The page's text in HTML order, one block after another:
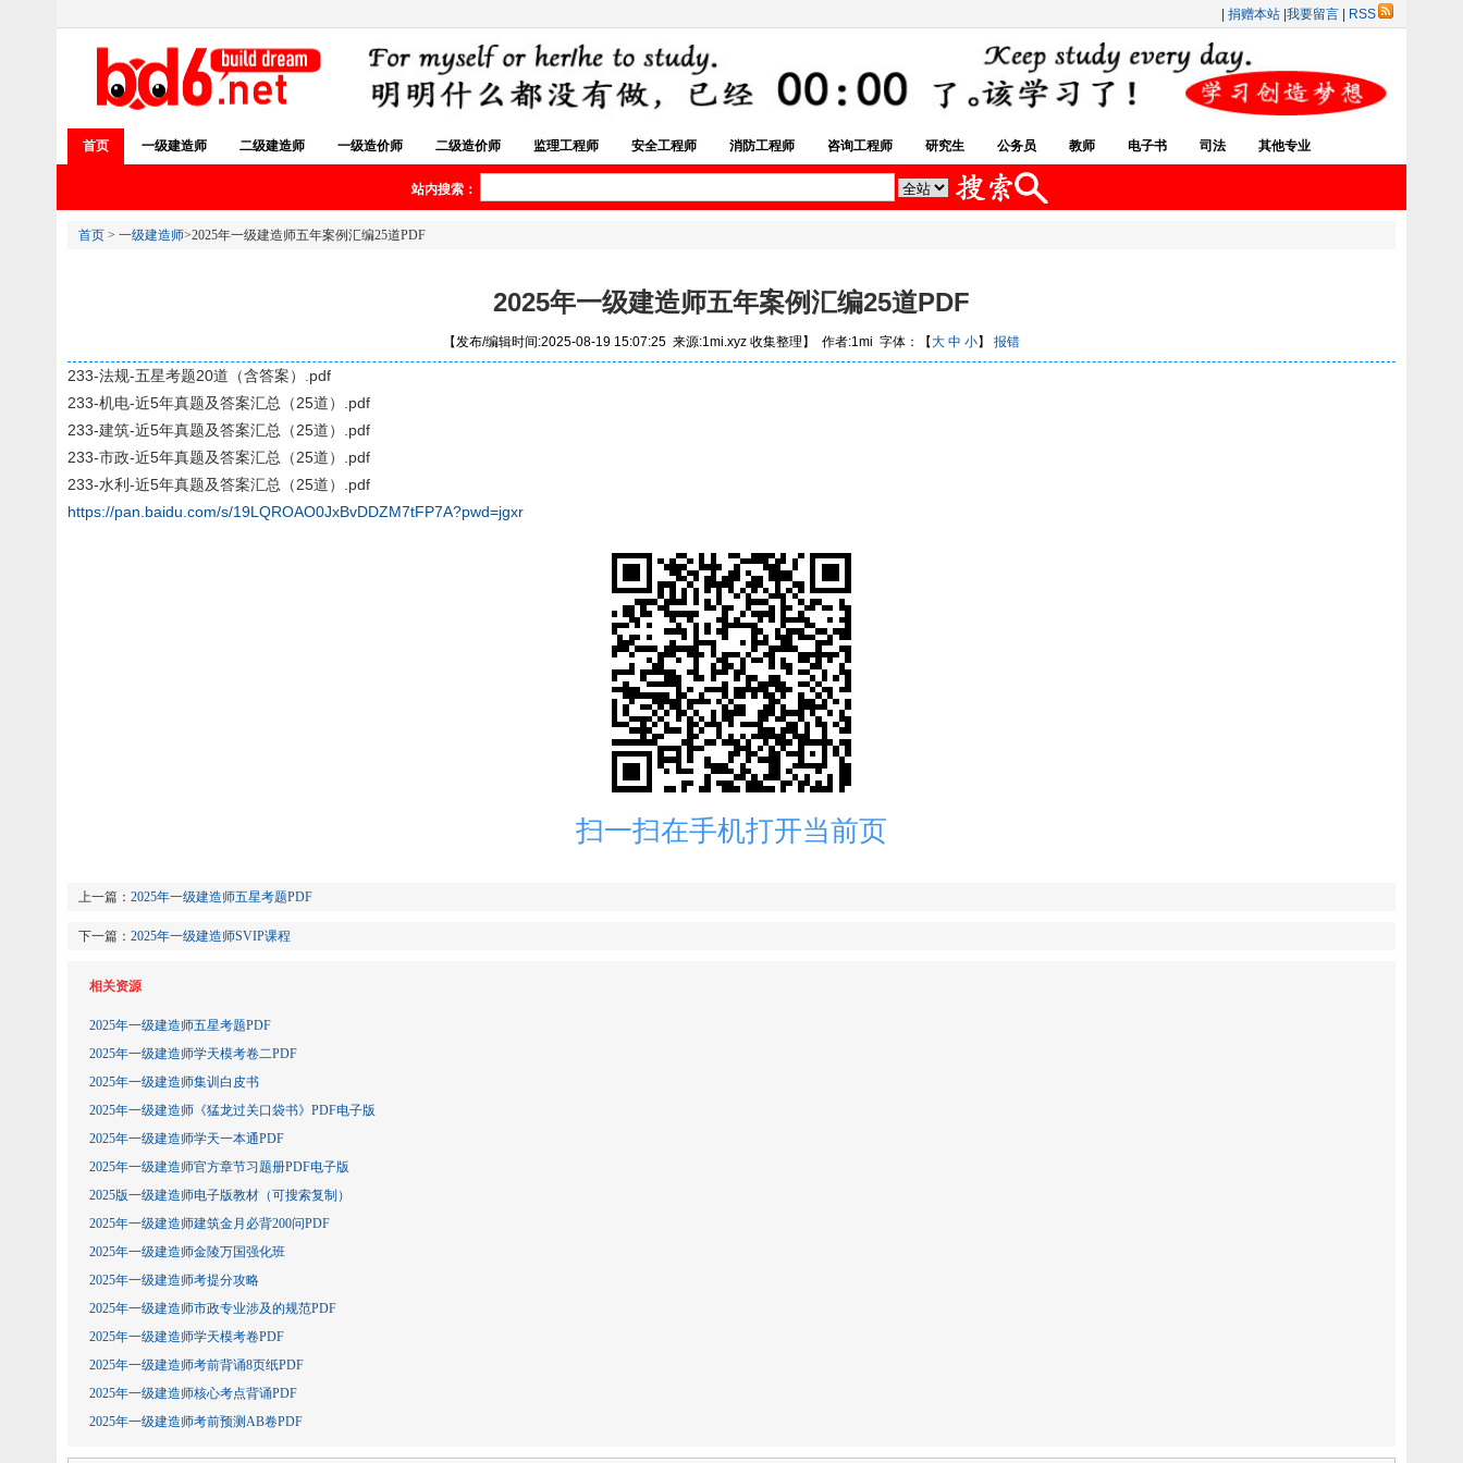
捐赠本站 我要留言 RSS
首页 一级建造师 二级建造师 一级造价师 二级造价师 监理工程师 安全工程师 消防工程师 咨询工程师 研究生 公务员 教师 电子书 司法 其他专业
站内搜索：
首页 > 一级建造师>2025年一级建造师五年案例汇编25道PDF
2025年一级建造师五年案例汇编25道PDF
【发布/编辑时间:2025-08-19 15:07:25 来源:1mi.xyz 收集整理】 作者:1mi 字体：【大 中 小】 报错
233-法规-五星考题20道（含答案）.pdf
233-机电-近5年真题及答案汇总（25道）.pdf
233-建筑-近5年真题及答案汇总（25道）.pdf
233-市政-近5年真题及答案汇总（25道）.pdf
233-水利-近5年真题及答案汇总（25道）.pdf
https://pan.baidu.com/s/19LQROAO0JxBvDDZM7tFP7A?pwd=jgxr
扫一扫在手机打开当前页
上一篇： 2025年一级建造师五星考题PDF
下一篇： 2025年一级建造师SVIP课程
相关资源
2025年一级建造师五星考题PDF
2025年一级建造师学天模考卷二PDF
2025年一级建造师集训白皮书
2025年一级建造师《猛龙过关口袋书》PDF电子版
2025年一级建造师学天一本通PDF
2025年一级建造师官方章节习题册PDF电子版
2025版一级建造师电子版教材（可搜索复制）
2025年一级建造师建筑金月必背200问PDF
2025年一级建造师金陵万国强化班
2025年一级建造师考提分攻略
2025年一级建造师市政专业涉及的规范PDF
2025年一级建造师学天模考卷PDF
2025年一级建造师考前背诵8页纸PDF
2025年一级建造师核心考点背诵PDF
2025年一级建造师考前预测AB卷PDF